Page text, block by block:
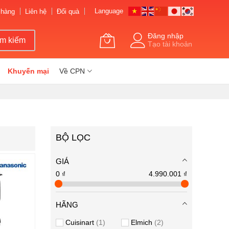
Liên hệ Đổi quà Language
kiếm
Đăng nhập
Tạo tài khoản
Khuyến mại Về CPN
BỘ LỌC
GIÁ
0 ₫ 4.990.001 ₫
HÃNG
Cuisinart 1 Elmich 2